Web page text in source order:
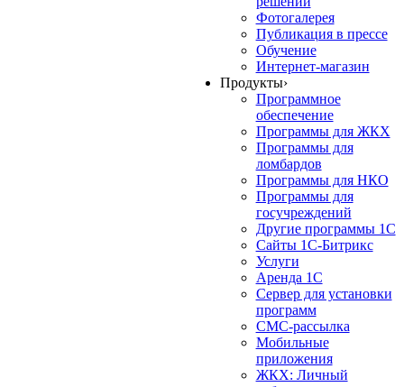
Фотогалерея
Публикация в прессе
Обучение
Интернет-магазин
Продукты›
Программное
обеспечение
Программы для ЖКХ
Программы для
ломбардов
Программы для НКО
Программы для
госучреждений
Другие программы 1С
Сайты 1С-Битрикс
Услуги
Аренда 1С
Сервер для установки
программ
СМС-рассылка
Мобильные
приложения
ЖКХ: Личный